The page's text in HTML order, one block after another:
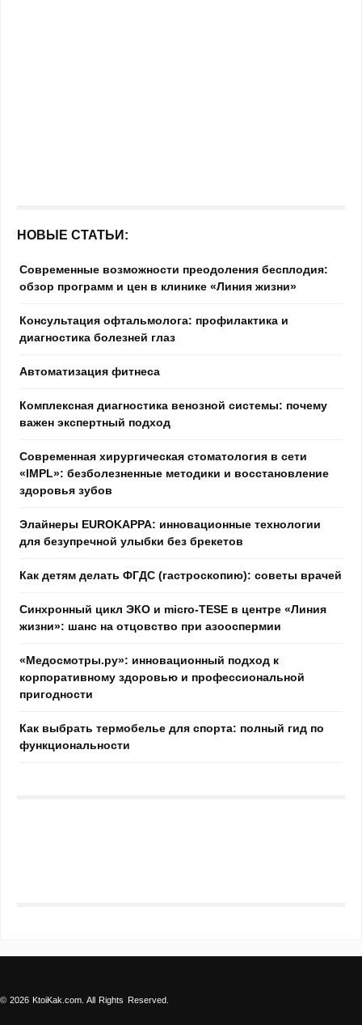
НОВЫЕ СТАТЬИ:
Современные возможности преодоления бесплодия:
обзор программ и цен в клинике «Линия жизни»
Консультация офтальмолога: профилактика и
диагностика болезней глаз
Автоматизация фитнеса
Комплексная диагностика венозной системы: почему
важен экспертный подход
Современная хирургическая стоматология в сети
«IMPL»: безболезненные методики и восстановление
здоровья зубов
Элайнеры EUROKAPPA: инновационные технологии
для безупречной улыбки без брекетов
Как детям делать ФГДС (гастроскопию): советы врачей
Синхронный цикл ЭКО и micro-TESE в центре «Линия
жизни»: шанс на отцовство при азооспермии
«Медосмотры.ру»: инновационный подход к
корпоративному здоровью и профессиональной
пригодности
Как выбрать термобелье для спорта: полный гид по
функциональности
© 2026 KtoiKak.com. All Rights Reserved.